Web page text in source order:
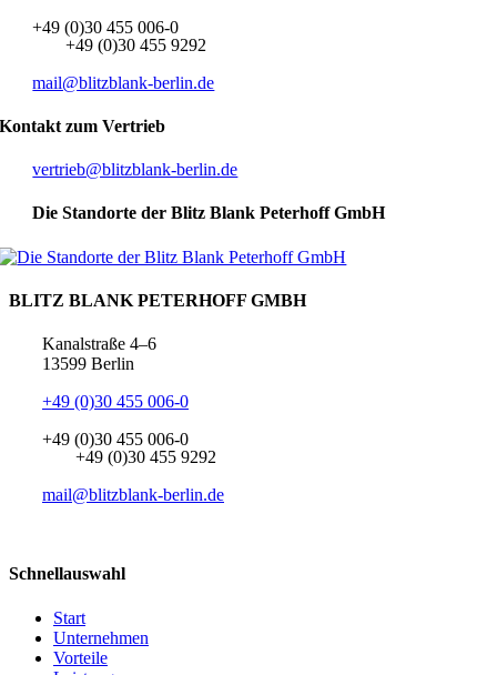
+49 (0)30 455 006-0
+49 (0)30 455 9292
mail@blitzblank-berlin.de
Kontakt zum Vertrieb
vertrieb@blitzblank-berlin.de
Die Standorte der Blitz Blank Peterhoff GmbH
BLITZ BLANK PETERHOFF GMBH
Kanalstraße 4–6
13599 Berlin
+49 (0)30 455 006-0
+49 (0)30 455 006-0
+49 (0)30 455 9292
mail@blitzblank-berlin.de
Schnellauswahl
Start
Unternehmen
Vorteile